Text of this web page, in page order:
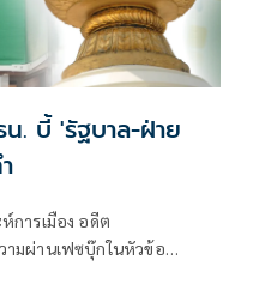
. บี้ 'รัฐบาล-ฝ่าย
การเมือง อดีต
ามผ่านเฟซบุ๊กในหัวข้อ